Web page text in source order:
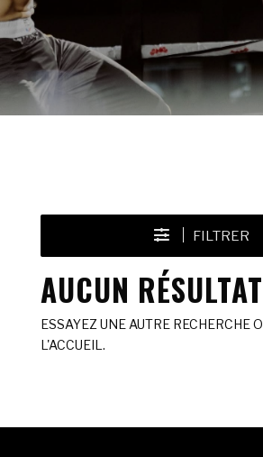
FILTRER
AUCUN
ESSAYEZ UNE AUTRE RECHERCHE
L'ACCUEIL.